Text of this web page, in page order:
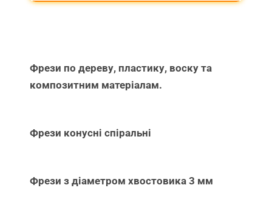
Фрези по дереву, пластику, воску та
композитним матеріалам.
Фрези конусні спіральні
Фрези з діаметром хвостовика 3 мм